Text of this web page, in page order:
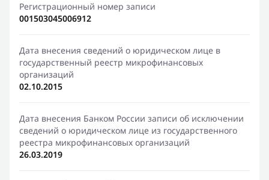
Регистрационный номер записи
001503045006912
Дата внесения сведений о юридическом лице в
государственный реестр микрофинансовых
организаций
02.10.2015
Дата внесения Банком России записи об исключении
сведений о юридическом лице из государственного
реестра микрофинансовых организаций
26.03.2019